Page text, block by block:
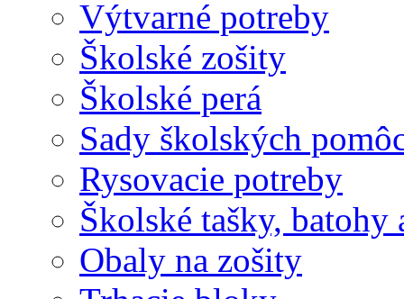
Výtvarné potreby
Školské zošity
Školské perá
Sady školských
Rysovacie potreby
Školské tašky, batohy
Obaly na zošity